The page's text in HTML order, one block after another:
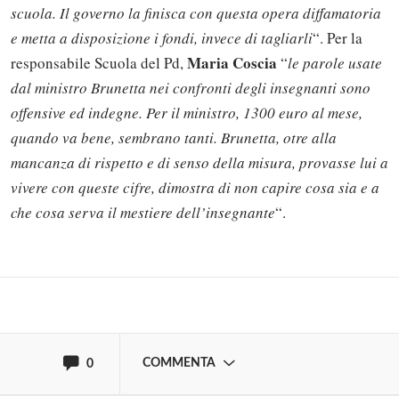
scuola. Il governo la finisca con questa opera diffamatoria
e metta a disposizione i fondi, invece di tagliarli“. Per la
responsabile Scuola del Pd,Maria Coscia “le parole usate
dal ministro Brunetta nei confronti degli insegnanti sono
offensive ed indegne. Per il ministro, 1300 euro al mese,
quando va bene, sembrano tanti. Brunetta, otre alla
mancanza di rispetto e di senso della misura, provasse lui a
vivere con queste cifre, dimostra di non capire cosa sia e a
che cosa serva il mestiere dell’insegnante“.
0 COMMENTA
Solo gli utenti registrati possono
commentare!